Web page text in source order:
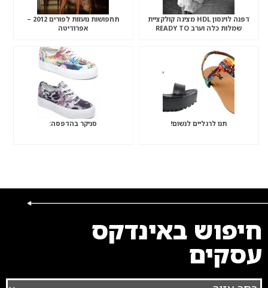
דפנה לוינסון HDL מציגה קולקציית
שמלות כלה וערב READY TO
תחפושות נועזות לפורים 2012 –
אפרודיטה
תנו לרגליים לנשום! סניקר בהדפסה:
חיפוש באינדקס
עסקים